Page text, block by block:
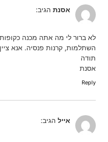
אסנת הגיב:
לא ברור לי מה אתה מכנה
השתלמות, קרנות פנסיה. אנא
תודה
אסנת
Reply
אייל הגיב: